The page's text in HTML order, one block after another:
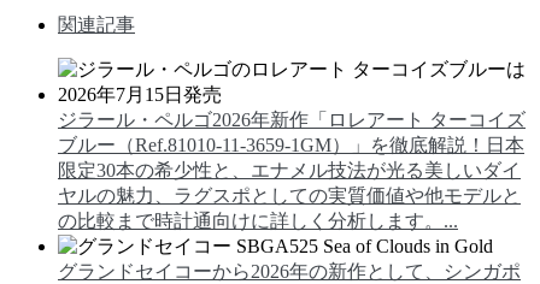
関連記事
ジラール・ペルゴ2026年新作「ロレアート ターコイズ
ブルー（Ref.81010-11-3659-1GM）」を徹底解説！日本
限定30本の希少性と、エナメル技法が光る美しいダイ
ヤルの魅力、ラグスポとしての実質価値や他モデルと
の比較まで時計通向けに詳しく分析します。...
グランドセイコーから2026年の新作として、シンガポ